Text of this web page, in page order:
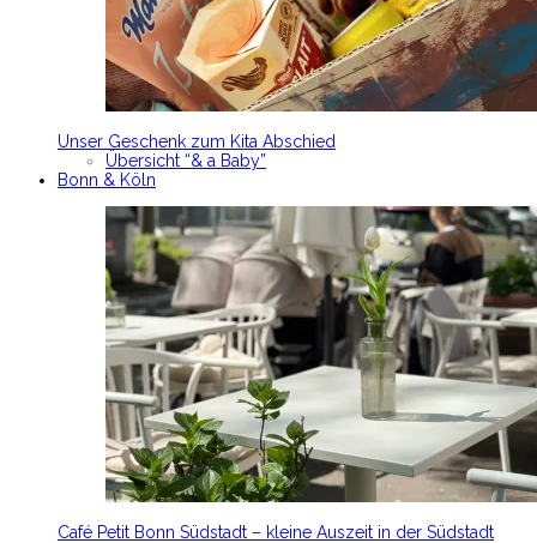
Unser Geschenk zum Kita Abschied
Übersicht “& a Baby”
Bonn & Köln
Café Petit Bonn Südstadt – kleine Auszeit in der Südstadt